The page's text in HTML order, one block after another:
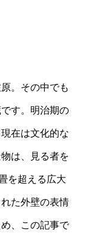
。その中でも
す。明治期の
在は文化的な
は、見る者を
を超える広大
た外壁の表情
、この記事で